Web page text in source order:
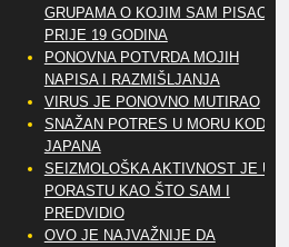
GRUPAMA O KOJIM SAM PISAO
PRIJE 19 GODINA
PONOVNA POTVRDA MOJIH
NAPISA I RAZMIŠLJANJA
VIRUS JE PONOVNO MUTIRAO
SNAŽAN POTRES U MORU KOD
JAPANA
SEIZMOLOŠKA AKTIVNOST JE U
PORASTU KAO ŠTO SAM I
PREDVIDIO
OVO JE NAJVAŽNIJE DA